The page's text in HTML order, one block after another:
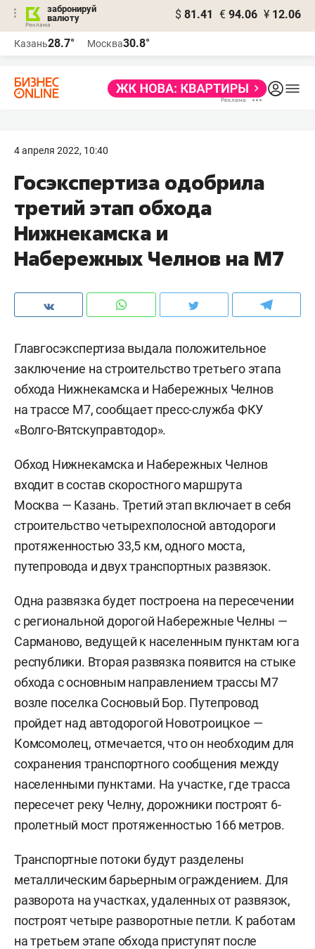
забронируй
валюту
$ 81.41 € 94.06 ¥ 12.06
Казань28.7° Москва30.8°
4 апреля 2022, 10:40
Госэкспертиза одобрила
третий этап обхода
Нижнекамска и
Набережных Челнов на М7
Главгосэкспертиза выдала положительное
заключение на строительство третьего этапа
обхода Нижнекамска и Набережных Челнов
на трассе М7, сообщает пресс-служба ФКУ
«Волго-Вятскуправтодор».
Обход Нижнекамска и Набережных Челнов
входит в состав скоростного маршрута
Москва — Казань. Третий этап включает в себя
строительство четырехполосной автодороги
протяженностью 33,5 км, одного моста,
путепровода и двух транспортных развязок.
Одна развязка будет построена на пересечении
с региональной дорогой Набережные Челны —
Сарманово, ведущей к населенным пунктам юга
республики. Вторая развязка появится на стыке
обхода с основным направлением трассы М7
возле поселка Сосновый Бор. Путепровод
пройдет над автодорогой Новотроицкое —
Комсомолец, отмечается, что он необходим для
сохранения транспортного сообщения между
населенными пунктами. На участке, где трасса
пересечет реку Челну, дорожники построят 6-
пролетный мост протяженностью 166 метров.
Транспортные потоки будут разделены
металлическим барьерным ограждением. Для
разворота на участках, удаленных от развязок,
построят четыре разворотные петли. К работам
на третьем этапе обхода приступят после